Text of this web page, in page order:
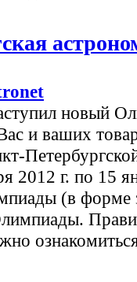
новый
и ваших
2012 г. по 15
(в форме